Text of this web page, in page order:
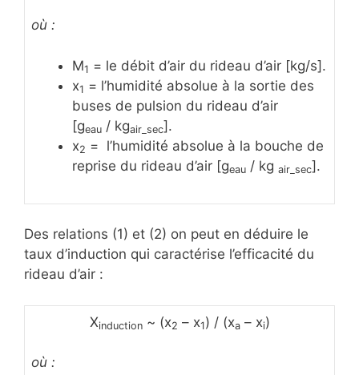
où :
M1 = le débit d’air du rideau d’air [kg/s].
x1 = l’humidité absolue à la sortie des
buses de pulsion du rideau d’air
[geau / kgair_sec].
x2 = l’humidité absolue à la bouche de
reprise du rideau d’air [geau / kg air_sec].
Des relations (1) et (2) on peut en déduire le
taux d’induction qui caractérise l’efficacité du
rideau d’air :
Xinduction~ (x2 – x1) / (xa– xi)
où :